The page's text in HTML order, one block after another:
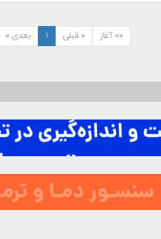
«« آغاز « قبلی ۱ بعدی »